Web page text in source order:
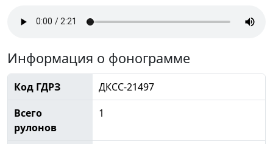
Информация о фонограмме
Код ГДРЗ
ДКСС-21497
Всего
рулонов
1